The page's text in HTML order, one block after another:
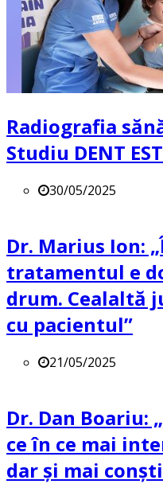
Radiografia
Studiu DENT
30/05/2025
Dr. Marius Ion:
tratamentul e
drum. Cealaltă
cu pacientul”
21/05/2025
Dr. Dan Boariu:
ce în ce mai
dar și mai